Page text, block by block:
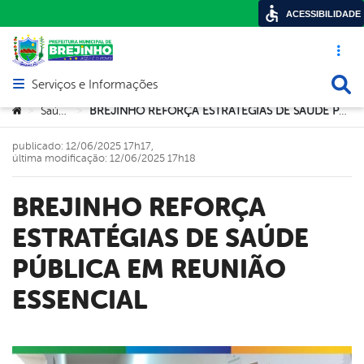
Acesso
Abrir menu principal de navegação
Serviços e Informações
Você está aqui:
> Saúde > BREJINHO REFORÇA ESTRATÉGIAS DE SAÚDE PÚBLICA EM REUNIÃO ESSENCIAL
BREJINHO REFORÇA
ESTRATÉGIAS DE SAÚDE
PÚBLICA EM REUNIÃO
ESSENCIAL
publicado: 12/06/2025 17h17,
última modificação: 12/06/2025 17h18
ACESSIBILIDADE